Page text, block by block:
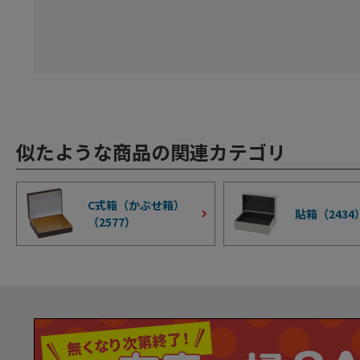
似たような商品の関連カテゴリ
C式箱（かぶせ箱）
（2577）
貼箱（2434